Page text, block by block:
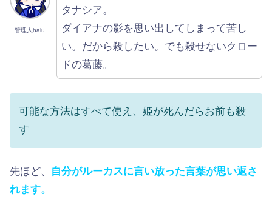
管理人halu
タナシア。
ダイアナの影を思い出してしまって苦し
い。だから殺したい。でも殺せないクロー
ドの葛藤。
可能な方法はすべて使え、姫が死んだらお前も殺
す
先ほど、
自分がルーカスに言い放った言葉が思い返さ
れます。